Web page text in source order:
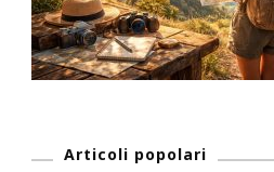
Articoli popolari